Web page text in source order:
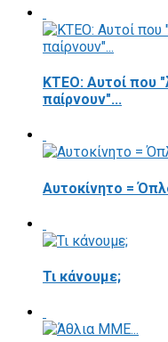
ΚΤΕΟ: Αυτοί που
παίρνουν"...
Αυτοκίνητο =
Τι κάνουμε;